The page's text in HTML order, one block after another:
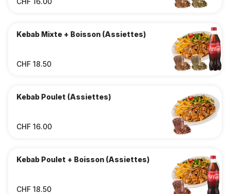
Kebab Mixte + Boisson (Assiettes)
CHF 18.50
Kebab Poulet (Assiettes)
CHF 16.00
Kebab Poulet + Boisson (Assiettes)
CHF 18.50